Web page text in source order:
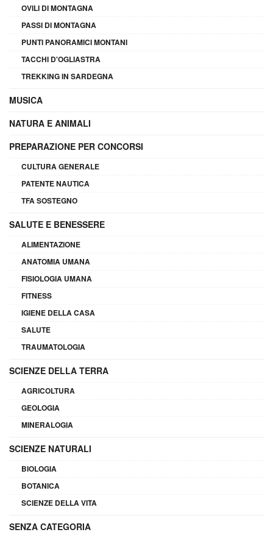
OVILI DI MONTAGNA
PASSI DI MONTAGNA
PUNTI PANORAMICI MONTANI
TACCHI D'OGLIASTRA
TREKKING IN SARDEGNA
MUSICA
NATURA E ANIMALI
PREPARAZIONE PER CONCORSI
CULTURA GENERALE
PATENTE NAUTICA
TFA SOSTEGNO
SALUTE E BENESSERE
ALIMENTAZIONE
ANATOMIA UMANA
FISIOLOGIA UMANA
FITNESS
IGIENE DELLA CASA
SALUTE
TRAUMATOLOGIA
SCIENZE DELLA TERRA
AGRICOLTURA
GEOLOGIA
MINERALOGIA
SCIENZE NATURALI
BIOLOGIA
BOTANICA
SCIENZE DELLA VITA
SENZA CATEGORIA